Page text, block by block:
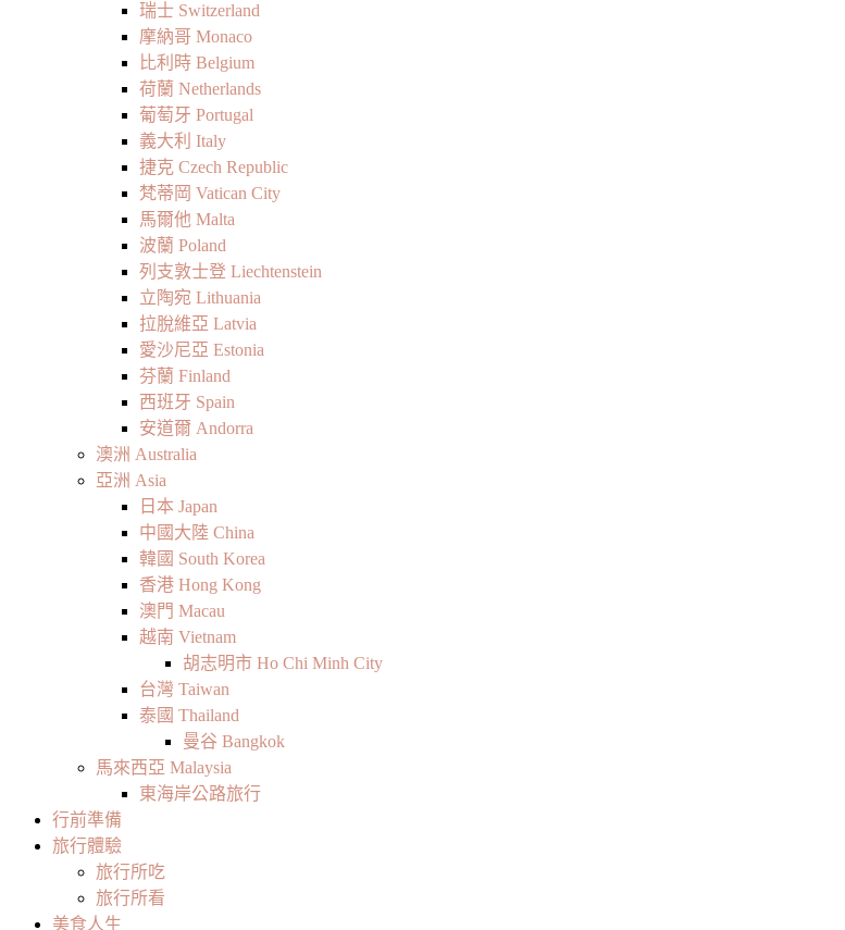
瑞士 Switzerland
摩納哥 Monaco
比利時 Belgium
荷蘭 Netherlands
葡萄牙 Portugal
義大利 Italy
捷克 Czech Republic
梵蒂岡 Vatican City
馬爾他 Malta
波蘭 Poland
列支敦士登 Liechtenstein
立陶宛 Lithuania
拉脫維亞 Latvia
愛沙尼亞 Estonia
芬蘭 Finland
西班牙 Spain
安道爾 Andorra
澳洲 Australia
亞洲 Asia
日本 Japan
中國大陸 China
韓國 South Korea
香港 Hong Kong
澳門 Macau
越南 Vietnam
胡志明市 Ho Chi Minh City
台灣 Taiwan
泰國 Thailand
曼谷 Bangkok
馬來西亞 Malaysia
東海岸公路旅行
行前準備
旅行體驗
旅行所吃
旅行所看
美食人生